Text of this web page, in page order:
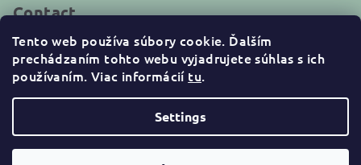
Tento web používa súbory cookie. Ďalším
prechádzaním tohto webu vyjadrujete súhlas s ich
používaním. Viac informácií tu.
Settings
Contact
info@naturakid.sk
+421944638380
Copyright 2026NaturaKid. All rights reserved.